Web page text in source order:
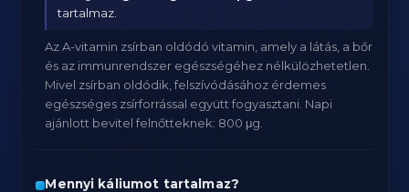
tartalmaz.
Az A-vitamin zsírban oldódó vitamin, amely a látás, a bőr
és az immunrendszer egészségéhez nélkülözhetetlen.
Mivel zsírban oldódik, felszívódásához érdemes
egészséges zsírforrással együtt fogyasztani. Napi
ajánlott bevitel felnőtteknek: 800 μg.
Mennyi káliumot tartalmaz?